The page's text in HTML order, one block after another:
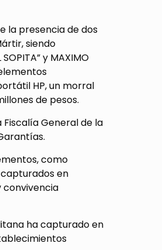
la presencia de dos
siendo
y MAXIMO
HP, un morral
de pesos.
Fiscalía General de la
como
en
convivencia
ha capturado en